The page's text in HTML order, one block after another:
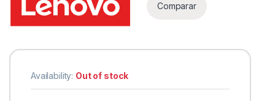
Comparar
Availability: Out of stock